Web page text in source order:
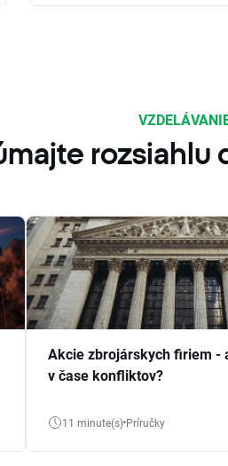
rozsiahlu
Akcie zbrojárskych firiem -
v čase konfliktov?
11 minute(s) Príručky